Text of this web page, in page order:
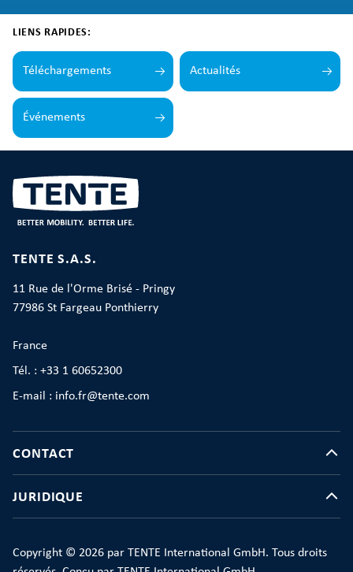
LIENS RAPIDES:
Téléchargements Actualités
Événements
TENTE S.A.S.
11 Rue de l'Orme Brisé - Pringy
77986 St Fargeau Ponthierry
France
Tél. : +33 1 60652300
E-mail : info.fr@tente.com
CONTACT
JURIDIQUE
Copyright © 2026 par TENTE International GmbH. Tous droits